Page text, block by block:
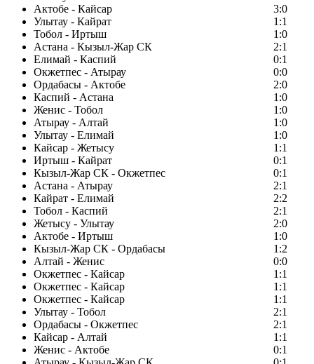
Актобе - Кайсар
3:0
Улытау - Кайрат
1:1
Тобол - Иртыш
1:0
Астана - Кызыл-Жар СК
2:1
Елимай - Каспий
0:1
Окжетпес - Атырау
0:0
Ордабасы - Актобе
2:0
Каспий - Астана
1:0
Женис - Тобол
1:0
Атырау - Алтай
1:0
Улытау - Елимай
1:0
Кайсар - Жетысу
1:1
Иртыш - Кайрат
0:1
Кызыл-Жар СК - Окжетпес
0:1
Астана - Атырау
2:1
Кайрат - Елимай
2:2
Тобол - Каспий
2:1
Жетысу - Улытау
2:0
Актобе - Иртыш
1:0
Кызыл-Жар СК - Ордабасы
1:2
Алтай - Женис
0:0
Окжетпес - Кайсар
1:1
Окжетпес - Кайсар
1:1
Окжетпес - Кайсар
1:1
Улытау - Тобол
2:1
Ордабасы - Окжетпес
2:1
Кайсар - Алтай
1:1
Женис - Актобе
0:1